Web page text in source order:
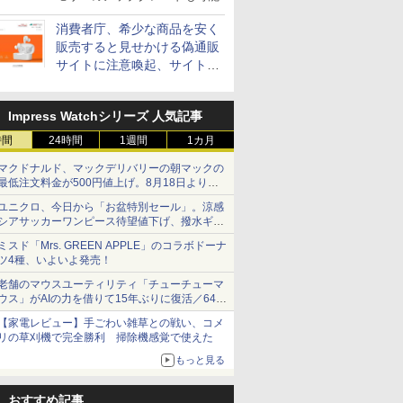
消費者庁、希少な商品を安く
販売すると見せかける偽通販
サイトに注意喚起、サイト名
Impress Watchシリーズ 人気記事
24時間 1週間 1カ月
クドナルド、マックデリバリーの朝マックの
低注文料金が500円値上げ。8月18日より
円から受付
ニクロ、今日から「お盆特別セール」。涼感
アサッカーワンピース待望値下げ、撥水ギア
ョーツは1990円に
スド「Mrs. GREEN APPLE」のコラボドーナ
4種、いよいよ発売！
舗のマウスユーティリティ「チューチューマ
ス」がAIの力を借りて15年ぶりに復活／64bit
、Windows 10/11、「Chrome」も走り回
。復活記念で2026年末まで500円
家電レビュー】手ごわい雑草との戦い、コメ
の草刈機で完全勝利 掃除機感覚で使えた
もっと見る